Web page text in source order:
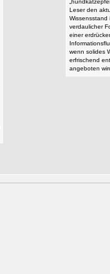
Leser den
Wissensstand
verdaulicher
einer
wenn solides
erfrischend
angeboten